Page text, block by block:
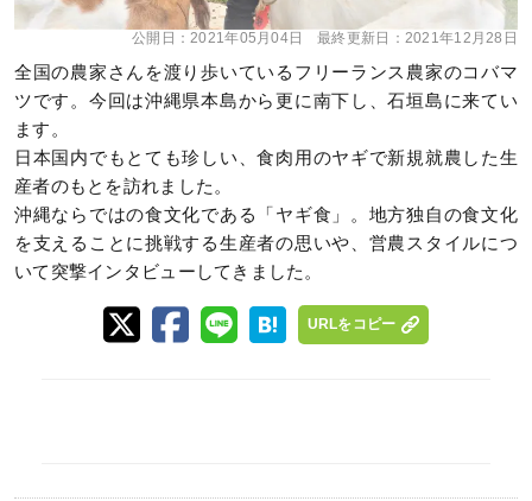
公開日：2021年05月04日 最終更新日： 2021年12月28日
全国の農家さんを渡り歩いているフリーランス農家のコバマ
ツです。今回は沖縄県本島から更に南下し、石垣島に来てい
ます。
日本国内でもとても珍しい、食肉用のヤギで新規就農した生
産者のもとを訪れました。
沖縄ならではの食文化である「ヤギ食」。地方独自の食文化
を支えることに挑戦する生産者の思いや、営農スタイルにつ
いて突撃インタビューしてきました。
URLをコピー